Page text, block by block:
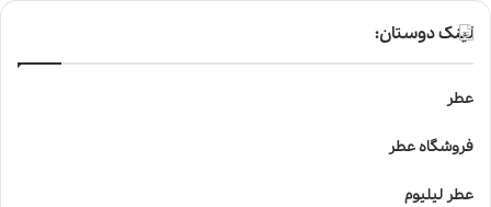
لینک دوستان:
عطر
فروشگاه عطر
عطر لیلیوم